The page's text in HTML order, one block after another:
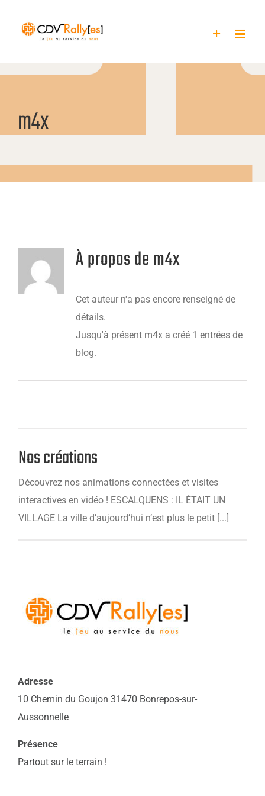
m4x
À propos dem4x
Cet auteur n'a pas encore renseigné de
détails.
Jusqu'à présent m4x a créé 1 entrées de
blog.
Nos créations
Découvrez nos animations connectées et visites
interactives en vidéo ! ESCALQUENS : IL ÉTAIT UN
VILLAGE La ville d’aujourd’hui n’est plus le petit [...]
Adresse
10 Chemin du Goujon 31470 Bonrepos-sur-
Aussonnelle
Présence
Partout sur le terrain !